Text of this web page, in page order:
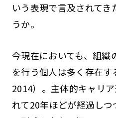
いう表現で言及されてき
うか。
今現在においても、組織
を行う個人は多く存在
2014）。主体的キャリ
れて20年ほどが経過し